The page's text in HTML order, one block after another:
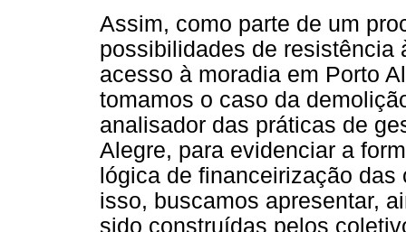
Assim, como parte de um
possibilidades de resistência
acesso à moradia em Porto
tomamos o caso da
analisador das práticas de
Alegre, para evidenciar a
lógica de financeirização
isso, buscamos apresentar,
sido construídas pelos